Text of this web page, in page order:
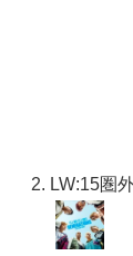
LW:15圏